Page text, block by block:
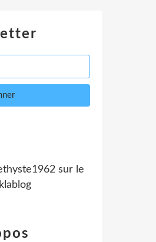
sur le